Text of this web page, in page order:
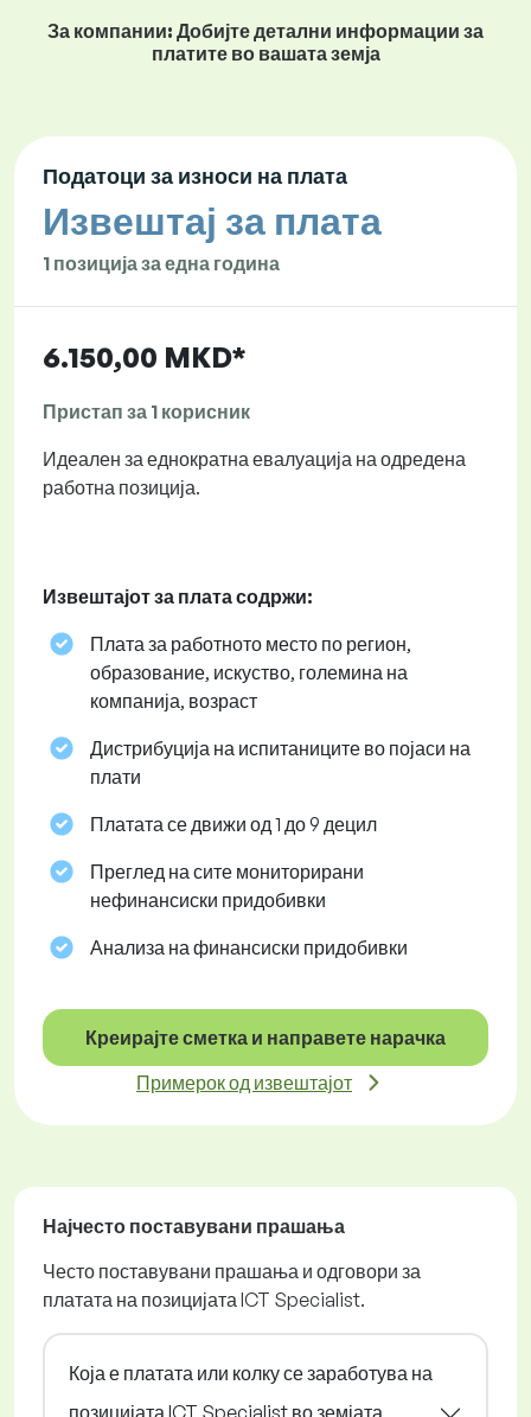
За компании: Добијте детални информации за
платите во вашата земја
Податоци за износи на плата
Извештај за плата
1 позиција за една година
6.150,00 MKD*
Пристап за 1 корисник
Идеален за еднократна евалуација на одредена
работна позиција.
Извештајот за плата содржи:
Плата за работното место по регион,
образование, искуство, големина на
компанија, возраст
Дистрибуција на испитаниците во појаси на
плати
Платата се движи од 1 до 9 децил
Преглед на сите мониторирани
нефинансиски придобивки
Анализа на финансиски придобивки
Креирајте сметка и направете нарачка
Примерок од извештајот
Најчесто поставувани прашања
Често поставувани прашања и одговори за
платата на позицијата ICT Specialist.
Која е платата или колку се заработува на